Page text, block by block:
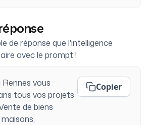
de réponse que l'intelligence
avec le prompt !
vous
tous vos projets
de biens
Copier